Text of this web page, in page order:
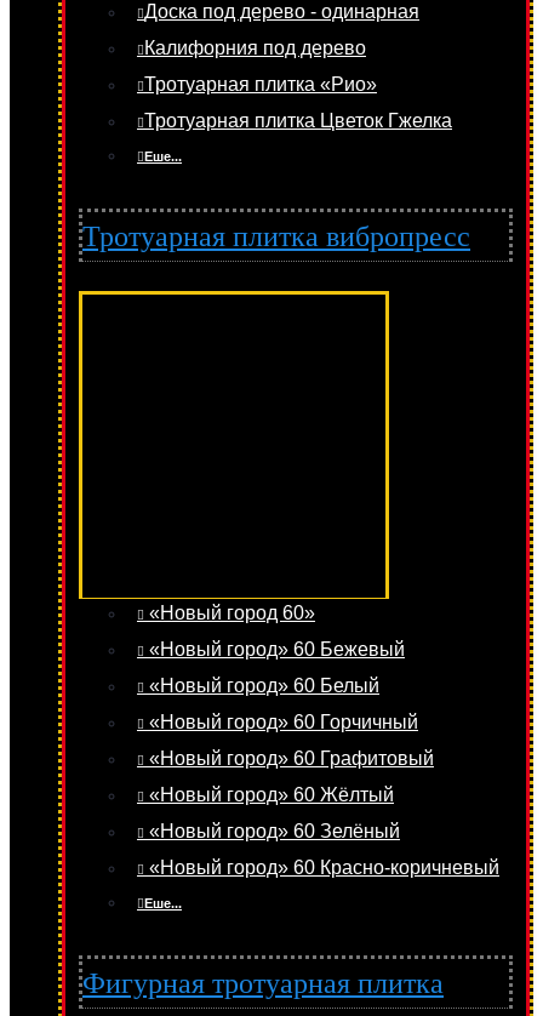
Доска под дерево - одинарная
Калифорния под дерево
Тротуарная плитка «Рио»
Тротуарная плитка Цветок Гжелка
Еше...
Тротуарная плитка вибропресс
«Новый город 60»
«Новый город» 60 Бежевый
«Новый город» 60 Белый
«Новый город» 60 Горчичный
«Новый город» 60 Графитовый
«Новый город» 60 Жёлтый
«Новый город» 60 Зелёный
«Новый город» 60 Красно-коричневый
Еше...
Фигурная тротуарная плитка